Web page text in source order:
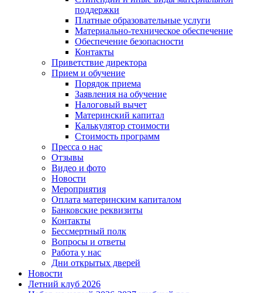
поддержки
Платные образовательные услуги
Материально-техническое обеспечение
Обеспечение безопасности
Контакты
Приветствие директора
Прием и обучение
Порядок приема
Заявления на обучение
Налоговый вычет
Материнский капитал
Калькулятор стоимости
Стоимость программ
Пресса о нас
Отзывы
Видео и фото
Новости
Мероприятия
Оплата материнским капиталом
Банковские реквизиты
Контакты
Бессмертный полк
Вопросы и ответы
Работа у нас
Дни открытых дверей
Новости
Летний клуб 2026